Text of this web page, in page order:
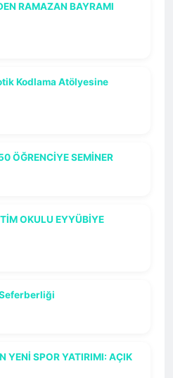
RAMAZAN BAYRAMI
Kodlama Atölyesine
ÖĞRENCİYE SEMİNER
OKULU EYYÜBİYE
Seferberliği
YENİ SPOR YATIRIMI: AÇIK